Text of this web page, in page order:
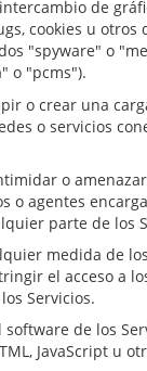
de
cookies u
"spyware" o
o "pcms").
o crear una
o servicios
o
o agentes
parte de los
medida de
el acceso a
Servicios.
de los
JavaScript u